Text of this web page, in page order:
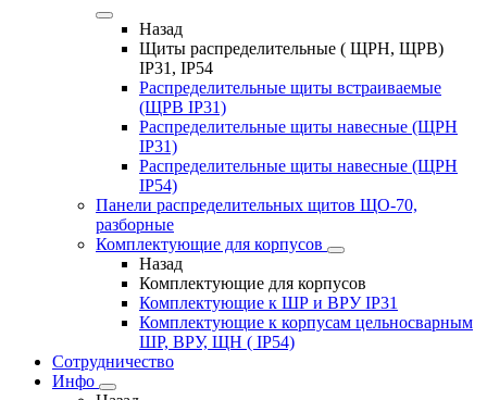
Назад
Щиты распределительные ( ЩРН, ЩРВ)
IP31, IP54
Распределительные щиты встраиваемые
(ЩРВ IP31)
Распределительные щиты навесные (ЩРН
IP31)
Распределительные щиты навесные (ЩРН
IP54)
Панели распределительных щитов ЩО-70,
разборные
Комплектующие для корпусов
Назад
Комплектующие для корпусов
Комплектующие к ШР и ВРУ IP31
Комплектующие к корпусам цельносварным
ШР, ВРУ, ЩН ( IP54)
Сотрудничество
Инфо